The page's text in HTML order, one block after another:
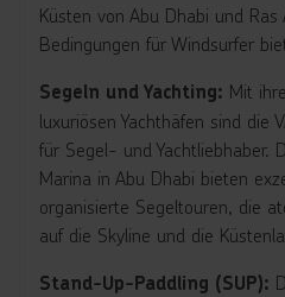
Küsten von Abu Dhabi und
Bedingungen für Windsurfer
Segeln und Yachting: Mit
luxuriösen Yachthäfen sind die
für Segel- und Yachtliebhaber.
Marina in Abu Dhabi bieten
organisierte Segeltouren, die
auf die Skyline und die
Stand-Up-Paddling (SUP):